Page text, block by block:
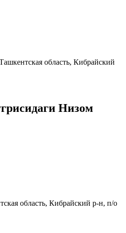
область, Кибрайский
Низом
область, Кибрайский р-н, п/о